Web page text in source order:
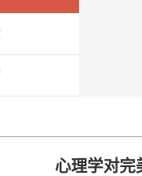
心理学对完